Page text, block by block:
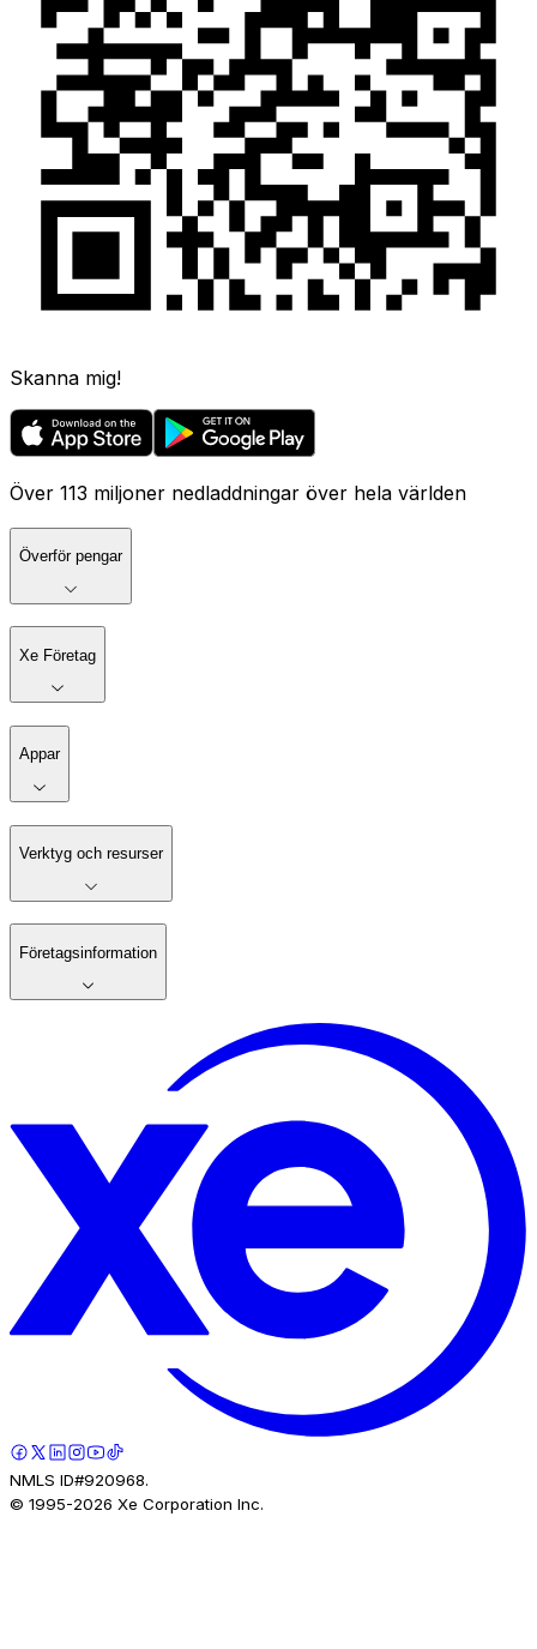
Skanna mig!
Över 113 miljoner nedladdningar över hela världen
Överför pengar
Xe Företag
Appar
Verktyg och resurser
Företagsinformation
NMLS ID#920968.
© 1995-2026 Xe Corporation Inc.